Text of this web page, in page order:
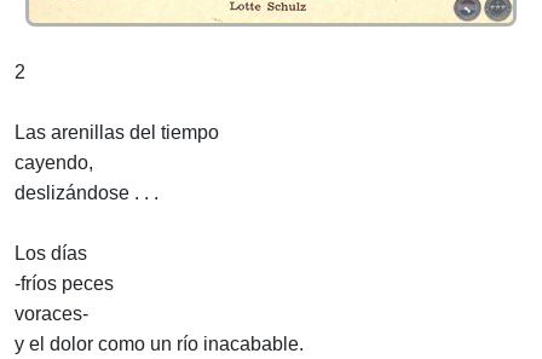
2
Las arenillas del tiempo
cayendo,
deslizándose . . .
Los días
-fríos peces
voraces-
y el dolor como un río inacabable.